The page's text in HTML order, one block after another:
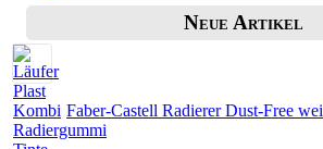
Neue Artikel
Faber-Castell Radierer Dust-Free